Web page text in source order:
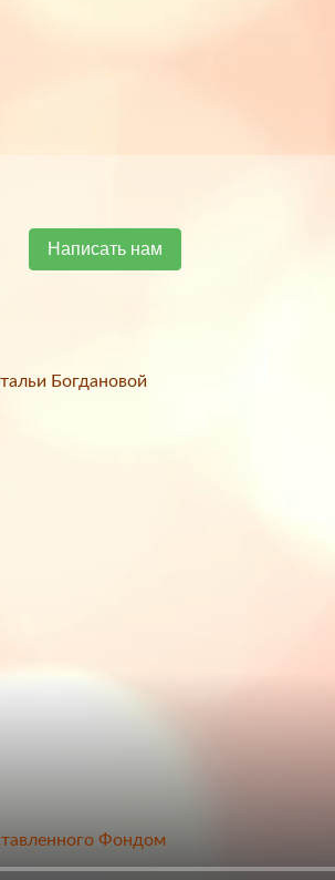
Написать нам
Богдановой
Фондом